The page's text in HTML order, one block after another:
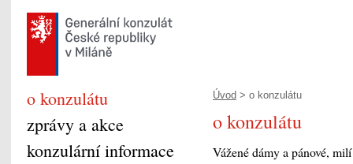
Úvod > o konzulátu
o konzulátu
Vážené dámy a pánové,
o konzulátu
zprávy a akce
konzulární informace